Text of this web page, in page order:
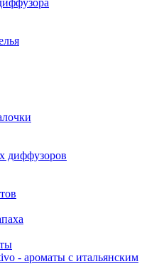
диффузоров